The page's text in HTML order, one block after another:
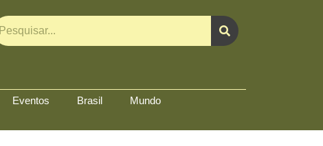
Eventos Brasil Mundo